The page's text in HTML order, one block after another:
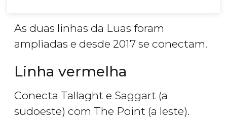
As duas linhas da Luas foram
ampliadas e desde 2017 se conectam.
Linha vermelha
Conecta Tallaght e Saggart (a
sudoeste) com The Point (a leste).